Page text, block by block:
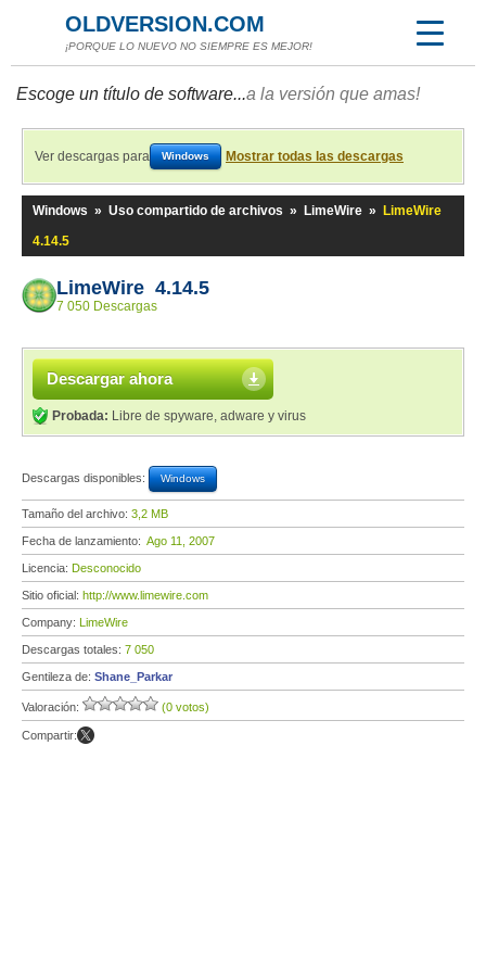
OLDVERSION.COM
¡PORQUE LO NUEVO NO SIEMPRE ES MEJOR!
Escoge un título de software...a la versión que amas!
Ver descargas para Windows Mostrar todas las descargas
Windows » Uso compartido de archivos » LimeWire »
LimeWire
4.14.5
LimeWire 4.14.5
7 050 Descargas
Descargar ahora
Probada: Libre de spyware, adware y virus
Descargas disponibles: Windows
Tamaño del archivo: 3,2 MB
Fecha de lanzamiento: Ago 11, 2007
Licencia: Desconocido
Sitio oficial: http://www.limewire.com
Company: LimeWire
Descargas totales: 7 050
Gentileza de: Shane_Parkar
Valoración: (0 votos)
Compartir: